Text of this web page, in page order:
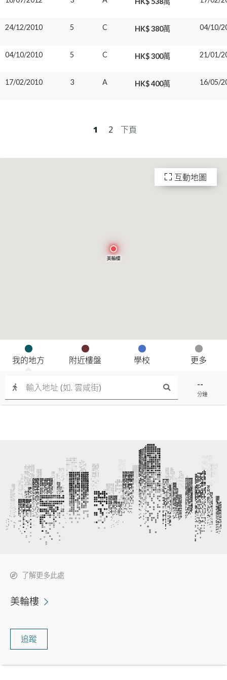
美輪樓
--
分鐘
我的地方 附近樓盤 學校 更多
互動地圖
了解更多此處
美輪樓
追蹤
24/12/2010 5 C HK$ 380萬 04/10/
04/10/2010 5 C HK$ 300萬 21/01/
17/02/2010 3 A HK$ 400萬 16/05/
1 2 下頁